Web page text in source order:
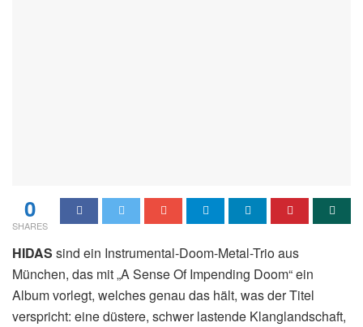
0
SHARES
HIDAS sind ein Instrumental-Doom-Metal-Trio aus
München, das mit „A Sense Of Impending Doom“ ein
Album vorlegt, welches genau das hält, was der Titel
verspricht: eine düstere, schwer lastende Klanglandschaft,